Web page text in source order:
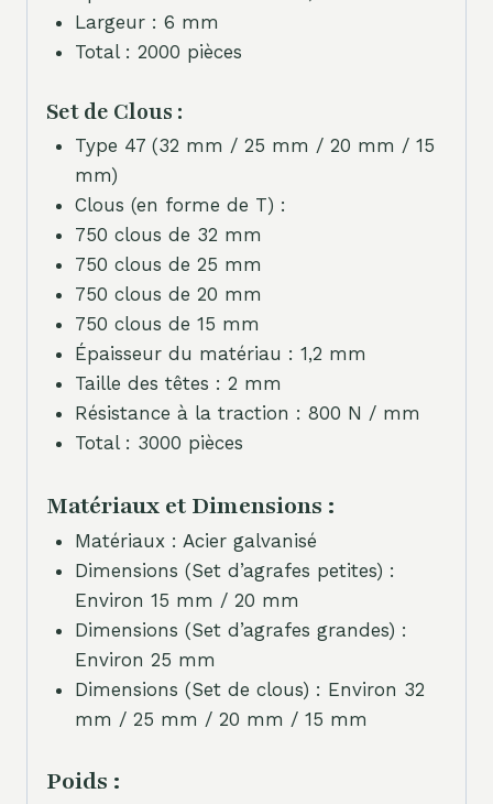
Largeur : 6 mm
Total : 2000 pièces
Set de Clous :
Type 47 (32 mm / 25 mm / 20 mm / 15
mm)
Clous (en forme de T) :
750 clous de 32 mm
750 clous de 25 mm
750 clous de 20 mm
750 clous de 15 mm
Épaisseur du matériau : 1,2 mm
Taille des têtes : 2 mm
Résistance à la traction : 800 N / mm
Total : 3000 pièces
Matériaux et Dimensions :
Matériaux : Acier galvanisé
Dimensions (Set d’agrafes petites) :
Environ 15 mm / 20 mm
Dimensions (Set d’agrafes grandes) :
Environ 25 mm
Dimensions (Set de clous) : Environ 32
mm / 25 mm / 20 mm / 15 mm
Poids :